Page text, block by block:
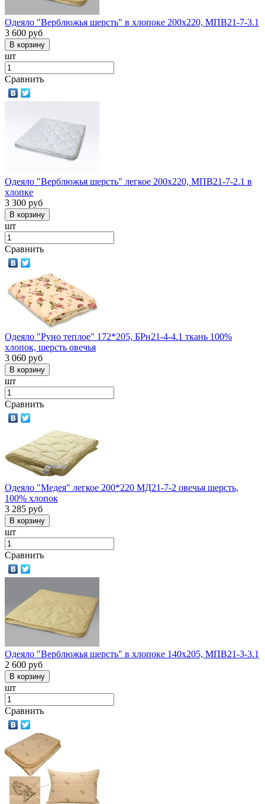
Одеяло "Верблюжья шерсть" в хлопоке 200х220, МПВ21-7-3.1
3 600 руб
шт
Сравнить
Одеяло "Верблюжья шерсть" легкое 200х220, МПВ21-7-2.1 в
хлопке
3 300 руб
шт
Сравнить
Одеяло "Руно теплое" 172*205, БРн21-4-4.1 ткань 100%
хлопок, шерсть овечья
3 060 руб
шт
Сравнить
Одеяло "Медея" легкое 200*220 МД21-7-2 овечья шерсть,
100% хлопок
3 285 руб
шт
Сравнить
Одеяло "Верблюжья шерсть" в хлопоке 140х205, МПВ21-3-3.1
2 600 руб
шт
Сравнить